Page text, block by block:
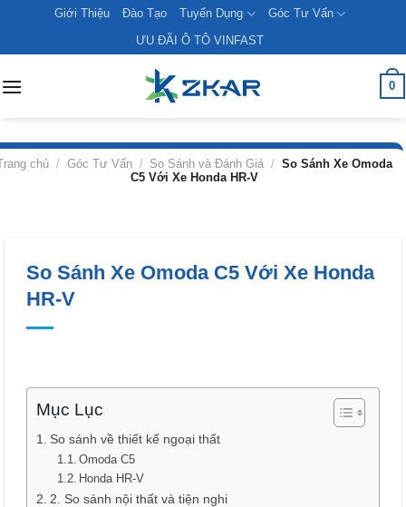
content
Giới Thiệu Đào Tạo Tuyển Dụng
Góc Tư Vấn
ƯU ĐÃI Ô TÔ VINFAST
0
chủ / Góc Tư Vấn / So Sánh và Đánh Giá / So Sánh Xe Omoda
C5 Với Xe Honda HR-V
So Sánh Xe Omoda C5 Với Xe Honda
HR-V
Mục Lục
So sánh về thiết kế ngoại thất
Omoda C5
Honda HR-V
2. So sánh nội thất và tiện nghi